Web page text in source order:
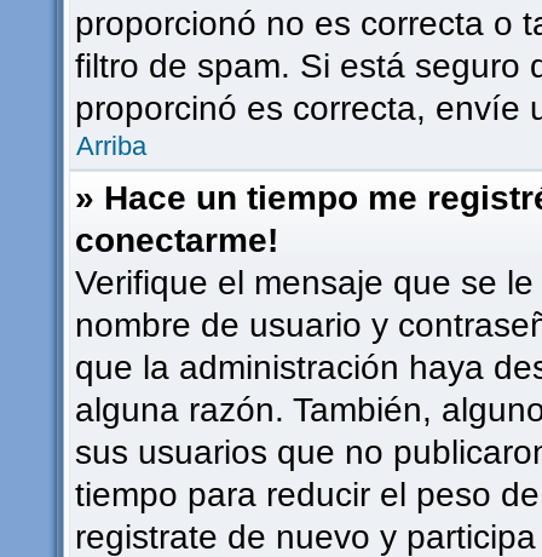
proporcionó no es correcta o
filtro de spam. Si está seguro
proporcinó es correcta, envíe
Arriba
» Hace un tiempo me
conectarme!
Verifique el mensaje que se
nombre de usuario y
que la administración haya
alguna razón. También,
sus usuarios que no
tiempo para reducir el peso
registrate de nuevo y